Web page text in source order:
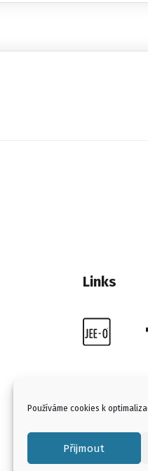
Používáme cookies k
Přijmout
Links